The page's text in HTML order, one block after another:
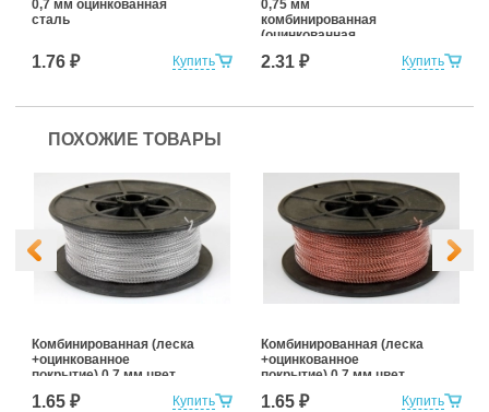
Купить
0,7 мм оцинкованная
сталь
1.76 ₽ Купить
0,75 мм
комбинированная
(оцинкованная
+нержавеющая сталь)
2.31 ₽
ПОХОЖИЕ ТОВАРЫ
Купить
Комбинированная (леска
+оцинкованное
покрытие) 0,7 мм цвет
белый
1.65 ₽ Купить
Комбинированная (леска
+оцинкованное
покрытие) 0,7 мм цвет
красный
1.65 ₽